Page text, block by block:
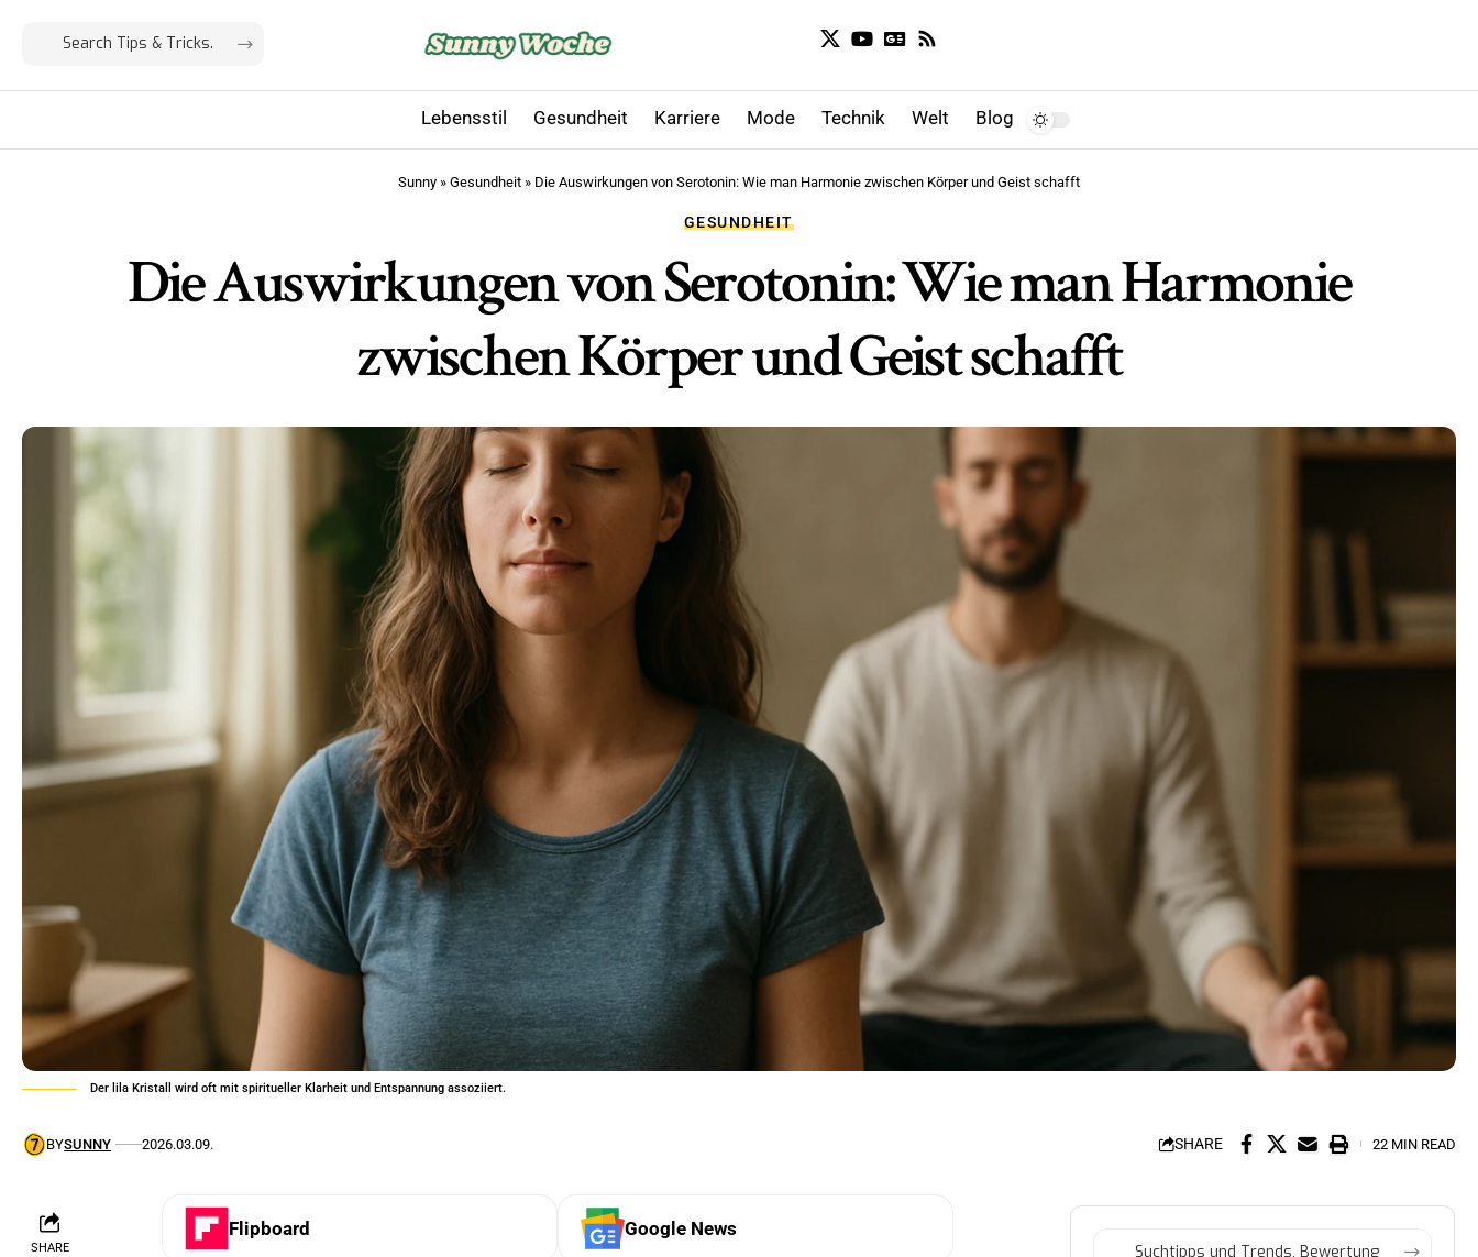
Lebensstil Gesundheit Karriere Mode Technik Welt Blog
Sunny » Gesundheit » Die Auswirkungen von Serotonin: Wie man Harmonie zwischen Körper und Geist schafft
GESUNDHEIT
Die Auswirkungen von Serotonin: Wie man Harmonie
zwischen Körper und Geist schafft
Der lila Kristall wird oft mit spiritueller Klarheit und Entspannung assoziiert.
BYSUNNY 2026.03.09. SHARE 22 MIN READ
SHARE
Flipboard Google News